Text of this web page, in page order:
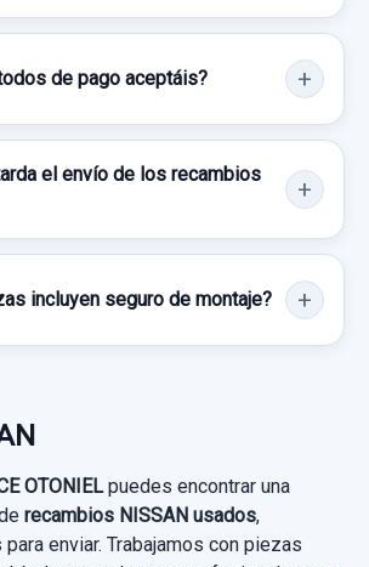
de envío no incluidos.
PUERTA TRASERA IZQUIERDA
2 CABLES
PUERTA TRASERA
OEM:80553AA300
por whatsapp
de pago aceptáis?
el envío de los recambios
incluyen seguro de montaje?
OTONIELpuedes encontrar una
recambios NISSAN usados,
enviar. Trabajamos con piezas